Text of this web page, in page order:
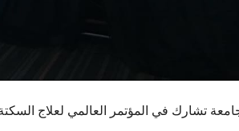
تشارك في المؤتمر العالمي لعلاج